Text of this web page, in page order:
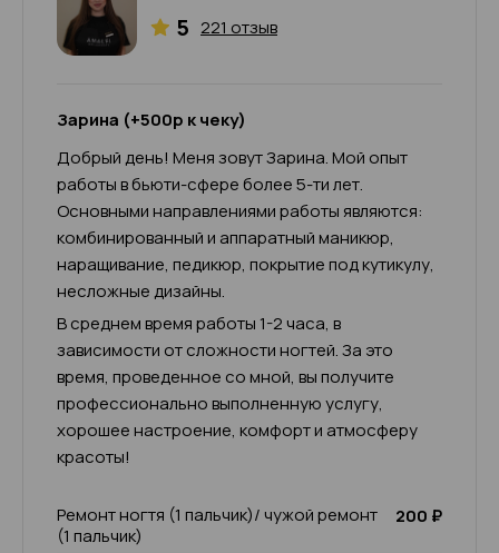
5 221 отзыв
Зарина (+500р к чеку)
Добрый день! Меня зовут Зарина. Мой опыт
работы в бьюти-сфере более 5-ти лет.
Основными направлениями работы являются:
комбинированный и аппаратный маникюр,
наращивание, педикюр, покрытие под кутикулу,
несложные дизайны.
В среднем время работы 1-2 часа, в
зависимости от сложности ногтей. За это
время, проведенное со мной, вы получите
профессионально выполненную услугу,
хорошее настроение, комфорт и атмосферу
красоты!
Ремонт ногтя (1 пальчик)/ чужой ремонт
(1 пальчик)
200 ₽